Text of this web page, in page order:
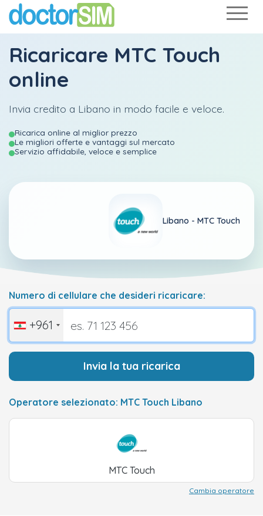
Ricaricare MTC Touch
online
Invia credito a Libano in modo facile e veloce.
Ricarica online al miglior prezzo
Le migliori offerte e vantaggi sul mercato
Servizio affidabile, veloce e semplice
Libano - MTC Touch
Numero di cellulare che desideri ricaricare:
+961
Invia la tua ricarica
Operatore selezionato: MTC Touch Libano
MTC Touch
Cambia operatore